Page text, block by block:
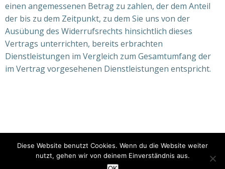
einen angemessenen Betrag zu zahlen, der dem Anteil
der bis zu dem Zeitpunkt, zu dem Sie uns von der
Ausübung des Widerrufsrechts hinsichtlich dieses
Vertrags unterrichten, bereits erbrachten
Dienstleistungen im Vergleich zum Gesamtumfang der
im Vertrag vorgesehenen Dienstleistungen entspricht.
for free using WordPress andColibri
Diese Website benutzt Cookies. Wenn du die Website weiter
nutzt, gehen wir von deinem Einverständnis aus.